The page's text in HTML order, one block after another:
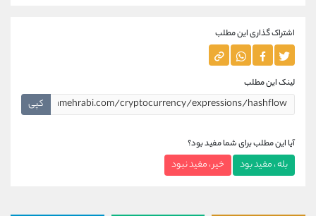
اشتراک گذاری این مطلب
لینک این مطلب
کپی
آیا این مطلب برای شما مفید بود؟
بله ، مفید بود خیر ، مفید نبود